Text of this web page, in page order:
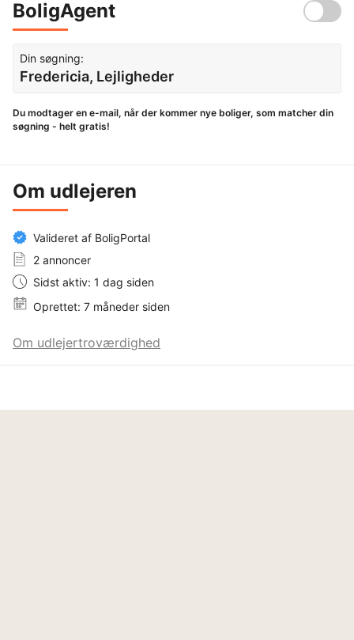
BoligAgent
Din søgning:
Fredericia, Lejligheder
Du modtager en e-mail, når der kommer nye boliger, som matcher din
søgning - helt gratis!
Om udlejeren
Valideret af BoligPortal
2 annoncer
Sidst aktiv: 1 dag siden
Oprettet: 7 måneder siden
Om udlejertroværdighed